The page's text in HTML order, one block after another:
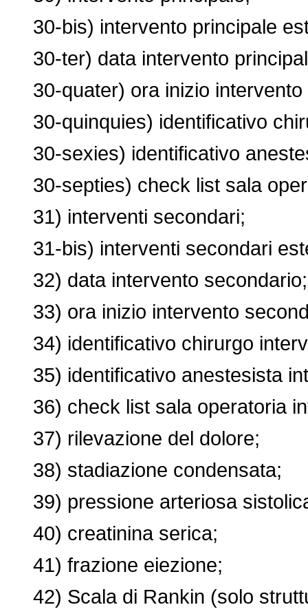
30-bis) intervento principale
30-ter) data intervento
30-quater) ora inizio intervento
30-quinquies) identificativo
30-sexies) identificativo
30-septies) check list sala
31) interventi secondari;
31-bis) interventi secondari
32) data intervento secondario;
33) ora inizio intervento
34) identificativo chirurgo
35) identificativo anestesista
36) check list sala operatoria
37) rilevazione del dolore;
38) stadiazione condensata;
39) pressione arteriosa
40) creatinina serica;
41) frazione eiezione;
42) Scala di Rankin (solo